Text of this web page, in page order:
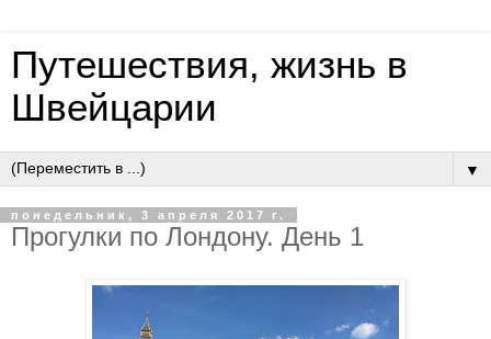
Путешествия, жизнь в
Швейцарии
▼
понедельник, 3 апреля 2017 г.
Прогулки по Лондону. День 1